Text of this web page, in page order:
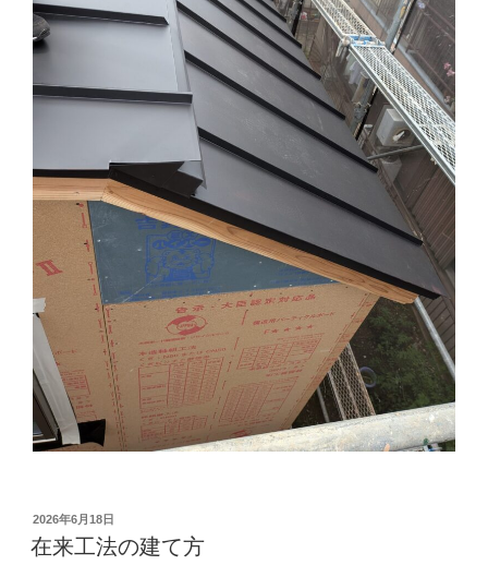
投
稿
日:
2026年6月18日
在来工法の建て方